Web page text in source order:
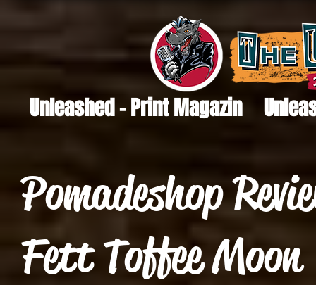
Unleashed - Print Magazin
Pomadeshop
Fett Toffee Moon